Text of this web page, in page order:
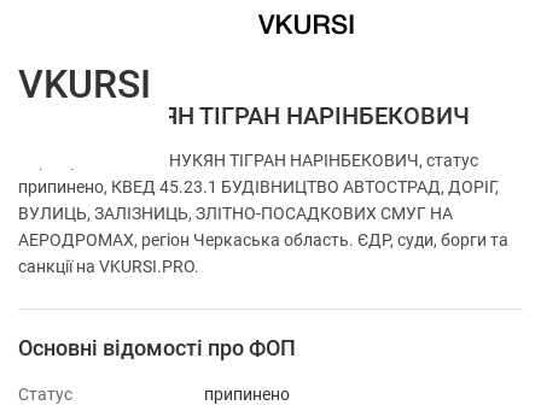
ФОП МАНУКЯН ТІГРАН НАРІНБЕКОВИЧ
Перевірка ФОП МАНУКЯН ТІГРАН НАРІНБЕКОВИЧ, статус
припинено, КВЕД 45.23.1 БУДІВНИЦТВО АВТОСТРАД, ДОРІГ,
ВУЛИЦЬ, ЗАЛІЗНИЦЬ, ЗЛІТНО-ПОСАДКОВИХ СМУГ НА
АЕРОДРОМАХ, регіон Черкаська область. ЄДР, суди, борги та
санкції на VKURSI.PRO.
Основні відомості про ФОП
Статус
припинено
VKURSI